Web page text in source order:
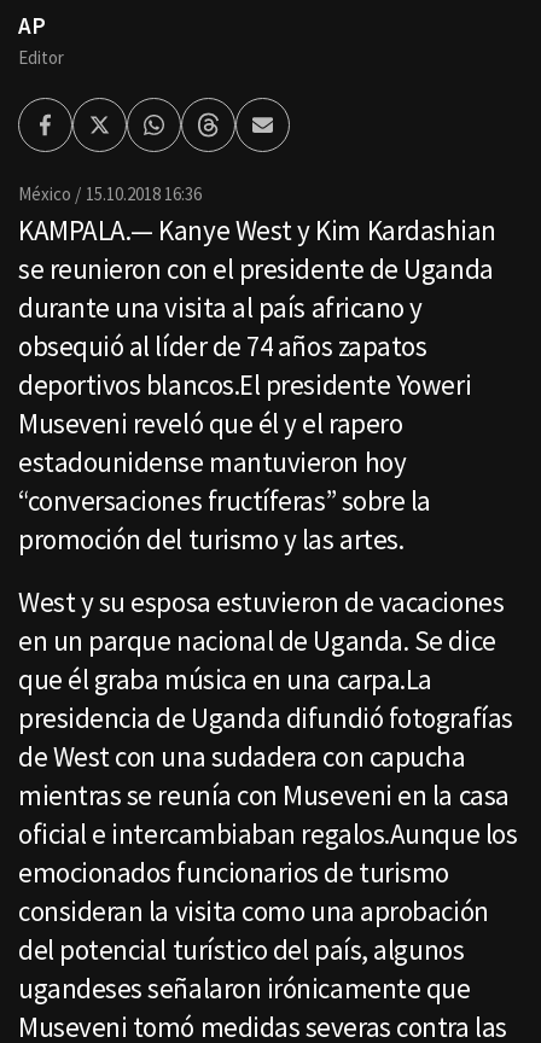
AP
Editor
FacebookTwitterWhatsappThreadsEnviar
por
México 15.10.2018 16:36
KAMPALA.— Kanye West y Kim Kardashian
se reunieron con el presidente de Uganda
durante una visita al país africano y
obsequió al líder de 74 años zapatos
deportivos blancos.El presidente Yoweri
Museveni reveló que él y el rapero
estadounidense mantuvieron hoy
“conversaciones fructíferas” sobre la
promoción del turismo y las artes.
West y su esposa estuvieron de vacaciones
en un parque nacional de Uganda. Se dice
que él graba música en una carpa.La
presidencia de Uganda difundió fotografías
de West con una sudadera con capucha
mientras se reunía con Museveni en la casa
oficial e intercambiaban regalos.Aunque los
emocionados funcionarios de turismo
consideran la visita como una aprobación
del potencial turístico del país, algunos
ugandeses señalaron irónicamente que
Museveni tomó medidas severas contra las